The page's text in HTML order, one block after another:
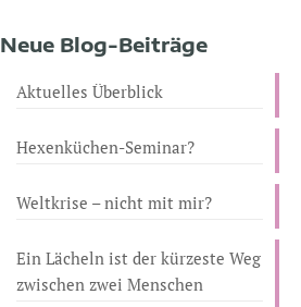
Neue Blog-Beiträge
Aktuelles Überblick
Hexenküchen-Seminar?
Weltkrise – nicht mit mir?
Ein Lächeln ist der kürzeste Weg
zwischen zwei Menschen